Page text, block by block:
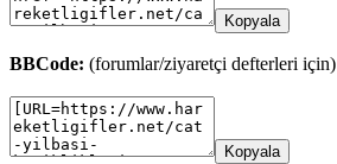
Kopyala
BBCode: (forumlar/ziyaretçi defterleri için)
Kopyala